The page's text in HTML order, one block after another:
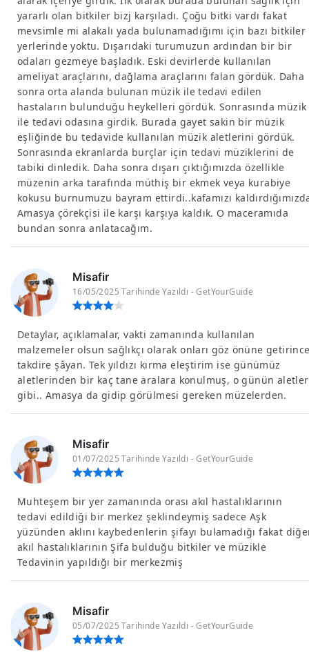
yararlı olan bitkiler bizj karşıladı. Çoğu bitki vardı fakat
mevsimle mi alakalı yada bulunamadığımı için bazı bitkiler
yerlerinde yoktu. Dışarıdaki turumuzun ardından bir bir
odaları gezmeye başladık. Eski devirlerde kullanılan
ameliyat araçlarını, dağlama araçlarını falan gördük. Daha
sonra orta alanda bulunan müzik ile tedavi edilen
hastaların bulunduğu heykelleri gördük. Sonrasında müzik
ile tedavi odasına girdik. Burada gayet sakin bir müzik
eşliğinde bu tedavide kullanılan müzik aletlerini gördük.
Sonrasında ekranlarda burçlar için tedavi müziklerini de
tabiki dinledik. Daha sonra dışarı çıktığımızda özellikle
müzenin arka tarafında müthiş bir ekmek veya kurabiye
kokusu burnumuzu bayram ettirdi..kafamızı
Amasya çörekçisi ile karşı karşıya kaldık. O maceramıda
bundan sonra anlatacağım.
Misafir
16/05/2025 Tarihinde Yazıldı - GetYourGuide
Detaylar, açıklamalar, vakti zamanında kullanılan
malzemeler olsun sağlıkçı olarak onları göz önüne
takdire şâyan. Tek yıldızı kırma eleştirim ise günümüz
aletlerinden bir kaç tane aralara konulmuş, o günün
gibi.. Amasya da gidip görülmesi gereken müzelerden.
Misafir
01/07/2025 Tarihinde Yazıldı - GetYourGuide
Muhteşem bir yer zamanında orası akıl hastalıklarının
tedavi edildiği bir merkez şeklindeymiş sadece Aşk
yüzünden aklını kaybedenlerin şifayı bulamadığı fakat
akıl hastalıklarının Şifa bulduğu bitkiler ve müzikle
Tedavinin yapıldığı bir merkezmiş
Misafir
05/07/2025 Tarihinde Yazıldı - GetYourGuide